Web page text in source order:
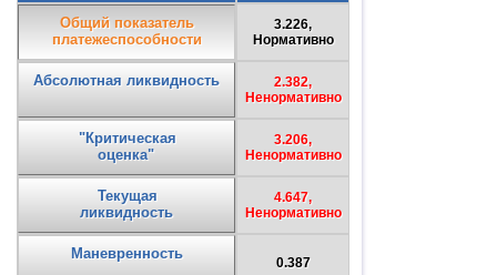
Строка650 Строка660
Общий показатель
платежеспособности
3.226,
Нормативно
Абсолютная ликвидность
2.382,
Ненормативно
"Критическая
оценка"
3.206,
Ненормативно
Текущая
ликвидность
4.647,
Ненормативно
Маневренность
0.387